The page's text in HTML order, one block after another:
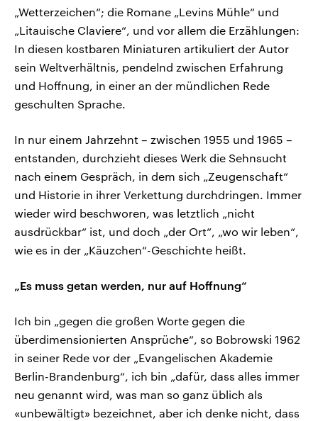
„Wetterzeichen“; die Romane „Levins Mühle“ und
„Litauische Claviere“, und vor allem die Erzählungen:
In diesen kostbaren Miniaturen artikuliert der Autor
sein Weltverhältnis, pendelnd zwischen Erfahrung
und Hoffnung, in einer an der mündlichen Rede
geschulten Sprache.
In nur einem Jahrzehnt – zwischen 1955 und 1965 –
entstanden, durchzieht dieses Werk die Sehnsucht
nach einem Gespräch, in dem sich „Zeugenschaft“
und Historie in ihrer Verkettung durchdringen. Immer
wieder wird beschworen, was letztlich „nicht
ausdrückbar“ ist, und doch „der Ort“, „wo wir leben“,
wie es in der „Käuzchen“-Geschichte heißt.
„Es muss getan werden, nur auf Hoffnung“
Ich bin „gegen die großen Worte gegen die
überdimensionierten Ansprüche“, so Bobrowski 1962
in seiner Rede vor der „Evangelischen Akademie
Berlin-Brandenburg“, ich bin „dafür, dass alles immer
neu genannt wird, was man so ganz üblich als
«unbewältigt» bezeichnet, aber ich denke nicht, dass